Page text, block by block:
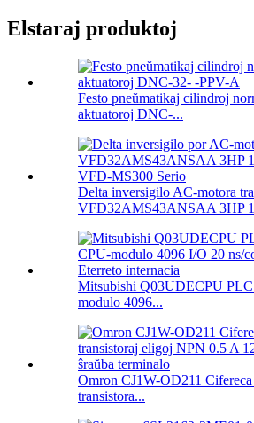
Elstaraj produktoj
Festo pneŭmatikaj cilindroj
aktuatoroj DNC-...
Delta inversigilo AC-motora
VFD32AMS43ANSAA 3HP
Mitsubishi Q03UDECPU
modulo 4096...
Omron CJ1W-OD211
transistora...